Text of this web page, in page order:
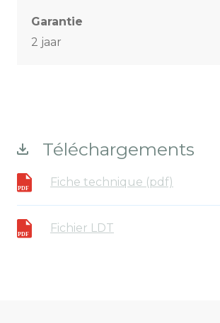
Garantie
2 jaar
Téléchargements
Fiche technique (pdf)
Fichier LDT